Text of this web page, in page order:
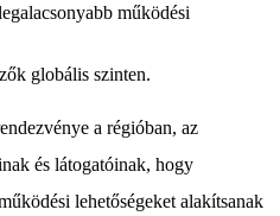
működési
globális szinten.
a régióban, az
és látogatóinak, hogy
lehetőségeket alakítsanak